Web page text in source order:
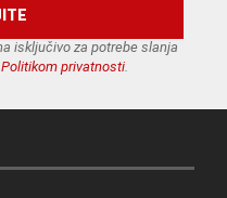
isključivo za potrebe slanja
Politikom privatnosti.